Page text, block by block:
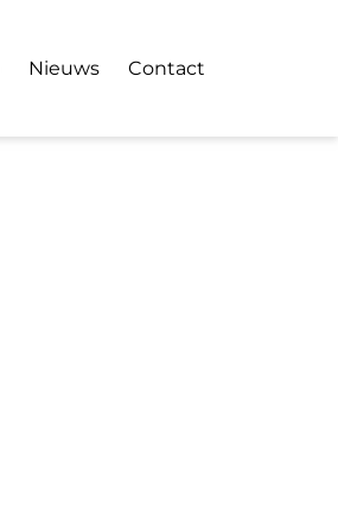
Nieuws Contact